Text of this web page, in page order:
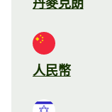
丹麥克朗
人民幣